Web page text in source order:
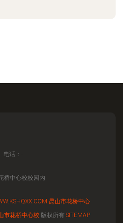
电话：-
桥中心校校园内
昆山市花桥中心
市花桥中心校版权所有 SITEMAP